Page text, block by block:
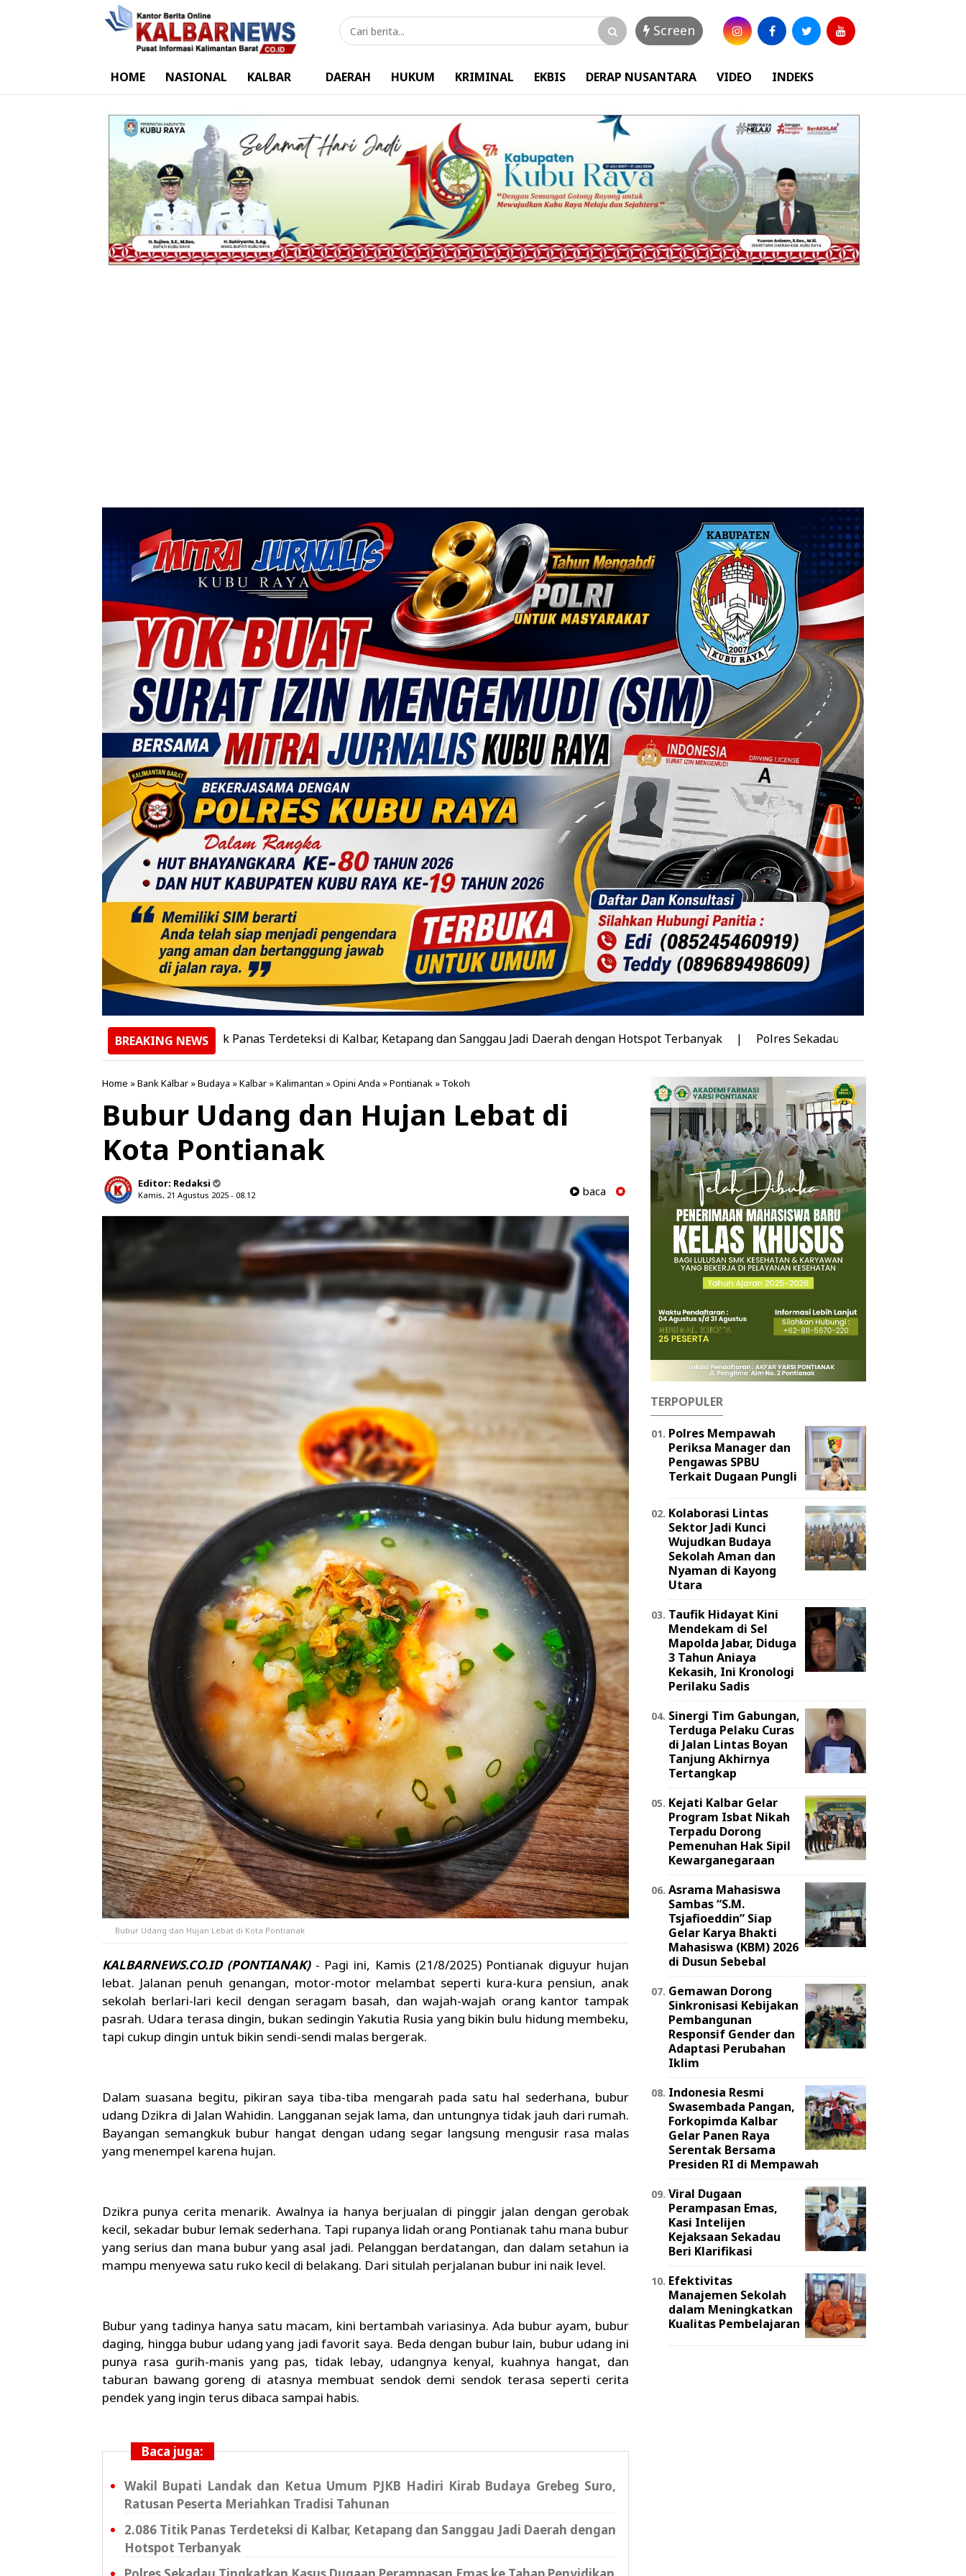
Screen
HOME NASIONAL KALBAR DAERAH HUKUM KRIMINAL EKBIS DERAP NUSANTARA VIDEO INDEKS
BREAKING NEWS
2.086 Titik Panas Terdeteksi di Kalbar, Ketapang dan Sanggau Jadi Daerah dengan Hotspot Terbanyak | Polres Sekadau Tingkatkan Kasus Dugaan
Home »Bank Kalbar »Budaya »Kalbar »Kalimantan »Opini Anda »Pontianak » Tokoh
Bubur Udang dan Hujan Lebat di
Kota Pontianak
Editor: Redaksi
Kamis, 21 Agustus 2025 - 08.12 baca
Bubur Udang dan Hujan Lebat di Kota Pontianak
KALBARNEWS.CO.ID (PONTIANAK)- Pagi ini, Kamis (21/8/2025) Pontianak diguyur hujan
lebat. Jalanan penuh genangan, motor-motor melambat seperti kura-kura pensiun, anak
sekolah berlari-lari kecil dengan seragam basah, dan wajah-wajah orang kantor tampak
pasrah. Udara terasa dingin, bukan sedingin Yakutia Rusia yang bikin bulu hidung membeku,
tapi cukup dingin untuk bikin sendi-sendi malas bergerak.
Dalam suasana begitu, pikiran saya tiba-tiba mengarah pada satu hal sederhana, bubur
udang Dzikra di Jalan Wahidin. Langganan sejak lama, dan untungnya tidak jauh dari rumah.
Bayangan semangkuk bubur hangat dengan udang segar langsung mengusir rasa malas
yang menempel karena hujan.
Dzikra punya cerita menarik. Awalnya ia hanya berjualan di pinggir jalan dengan gerobak
kecil, sekadar bubur lemak sederhana. Tapi rupanya lidah orang Pontianak tahu mana bubur
yang serius dan mana bubur yang asal jadi. Pelanggan berdatangan, dan dalam setahun ia
mampu menyewa satu ruko kecil di belakang. Dari situlah perjalanan bubur ini naik level.
Bubur yang tadinya hanya satu macam, kini bertambah variasinya. Ada bubur ayam, bubur
daging, hingga bubur udang yang jadi favorit saya. Beda dengan bubur lain, bubur udang ini
punya rasa gurih-manis yang pas, tidak lebay, udangnya kenyal, kuahnya hangat, dan
taburan bawang goreng di atasnya membuat sendok demi sendok terasa seperti cerita
pendek yang ingin terus dibaca sampai habis.
Baca juga:
Wakil Bupati Landak dan Ketua Umum PJKB Hadiri Kirab Budaya Grebeg Suro,
Ratusan Peserta Meriahkan Tradisi Tahunan
2.086 Titik Panas Terdeteksi di Kalbar, Ketapang dan Sanggau Jadi Daerah dengan
Hotspot Terbanyak
TERPOPULER
Polres Mempawah
Periksa Manager dan
Pengawas SPBU
Terkait Dugaan Pungli
Kolaborasi Lintas
Sektor Jadi Kunci
Wujudkan Budaya
Sekolah Aman dan
Nyaman di Kayong
Utara
Taufik Hidayat Kini
Mendekam di Sel
Mapolda Jabar, Diduga
3 Tahun Aniaya
Kekasih, Ini Kronologi
Perilaku Sadis
Sinergi Tim Gabungan,
Terduga Pelaku Curas
di Jalan Lintas Boyan
Tanjung Akhirnya
Tertangkap
Kejati Kalbar Gelar
Program Isbat Nikah
Terpadu Dorong
Pemenuhan Hak Sipil
Kewarganegaraan
Asrama Mahasiswa
Sambas “S.M.
Tsjafioeddin” Siap
Gelar Karya Bhakti
Mahasiswa (KBM) 2026
di Dusun Sebebal
Gemawan Dorong
Sinkronisasi Kebijakan
Pembangunan
Responsif Gender dan
Adaptasi Perubahan
Iklim
Indonesia Resmi
Swasembada Pangan,
Forkopimda Kalbar
Gelar Panen Raya
Serentak Bersama
Presiden RI di Mempawah
Viral Dugaan
Perampasan Emas,
Kasi Intelijen
Kejaksaan Sekadau
Beri Klarifikasi
Efektivitas
Manajemen Sekolah
dalam Meningkatkan
Kualitas Pembelajaran